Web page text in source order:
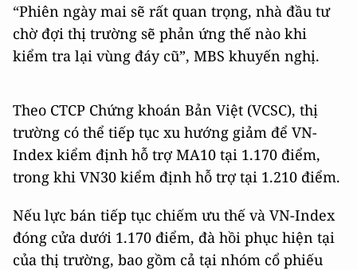
“Phiên ngày mai sẽ rất quan trọng, nhà đầu tư
chờ đợi thị trường sẽ phản ứng thế nào khi
kiểm tra lại vùng đáy cũ”, MBS khuyến nghị.
Theo CTCP Chứng khoán Bản Việt (VCSC), thị
trường có thể tiếp tục xu hướng giảm để VN-
Index kiểm định hỗ trợ MA10 tại 1.170 điểm,
trong khi VN30 kiểm định hỗ trợ tại 1.210 điểm.
Nếu lực bán tiếp tục chiếm ưu thế và VN-Index
đóng cửa dưới 1.170 điểm, đà hồi phục hiện tại
của thị trường, bao gồm cả tại nhóm cổ phiếu